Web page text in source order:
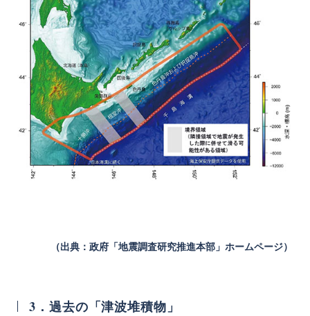
（出典：政府「地震調査研究推進本部」ホームページ）
3．過去の「津波堆積物」